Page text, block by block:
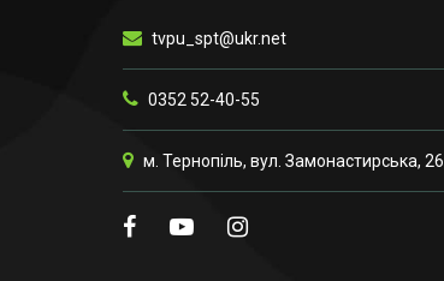
tvpu_spt@ukr.net
0352 52-40-55
м. Тернопіль, вул. Замонастирська, 26